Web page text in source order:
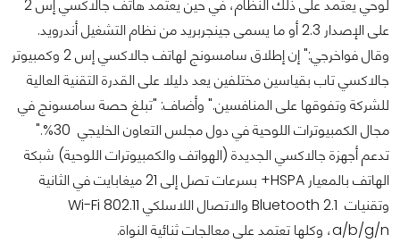
لوحي يعتمد على ذلك النظام، في حين يعتمد هاتف جالاكسي إس 2
على الإصدار 2.3 أو ما يسمى جينجربريد من نظام التشغيل أندرويد.
وقال فواخرجي:" إن إطلاق سامسونج لهاتف جالاكسي إس 2 وكمبيوتر
جالاكسي تاب بقياسين مختلفين يعد دليلا على القدرة التقنية العالية
للشركة وتفوقها على المنافسين." وأضاف: "تبلغ حصة سامسونج في
مجال الكمبيوترات اللوحية في دول مجلس التعاون الخليجي 30%."
تدعم أجهزة جالاكسي الجديدة (الهواتف والكمبيوترات اللوحية) شبكة
الهاتف بالمعيار HSPA+ بسرعات تصل إلى 21 ميغابايت في الثانية
وتقنيات 2.1 Bluetooth والاتصال اللاسلكي Wi-Fi 802.11
a/b/g/n، وكلها تعتمد على معالجات ثنائية النواة.